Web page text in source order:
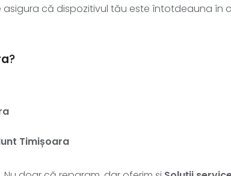
că dispozitivul tău este întotdeauna în
?
Timișoara